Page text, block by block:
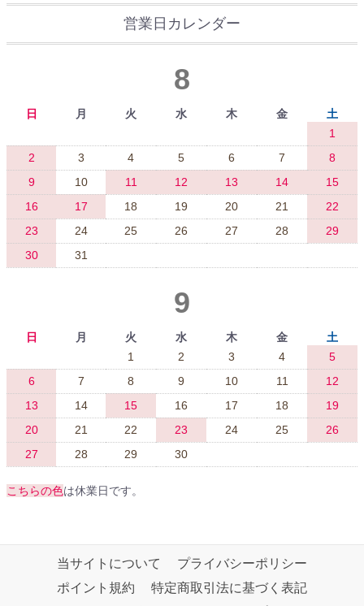
営業日カレンダー
8
日 月 火 水 木 金
土
1
2
3 4 5 6 7
8
9
10 11 12 13 14
15
16
17 18 19 20 21
22
23
24 25 26 27 28
29
30
31
9
日 月 火 水 木 金
土
1
2 3 4
5
6
7 8 9 10 11
12
13
14 15 16 17 18
19
20
21 22 23 24 25
26
27
28 29 30
こちらの色は休業日です。
当サイトについて
プライバシーポリシー
ポイント規約
特定商取引法に基づく表記